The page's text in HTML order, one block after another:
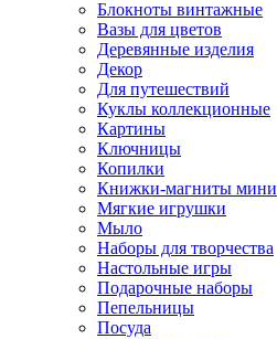
Блокноты винтажные
Вазы для цветов
Деревянные изделия
Декор
Для путешествий
Куклы коллекционные
Картины
Ключницы
Копилки
Книжки-магниты мини
Мягкие игрушки
Мыло
Наборы для творчества
Настольные игры
Подарочные наборы
Пепельницы
Посуда